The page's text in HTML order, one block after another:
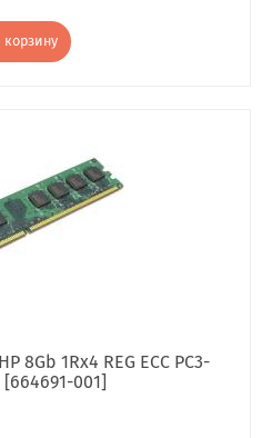
корзину
8Gb 1Rx4 REG ECC PC3-
[664691-001]